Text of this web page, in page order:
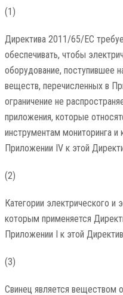
(1)
Директива 2011/65/ЕС
обеспечивать, чтобы
оборудование, поступившее
веществ, перечисленных в
ограничение не
приложения, которые
инструментам мониторинга и
Приложении IV к этой
(2)
Категории электрического и
которым применяется
Приложении I к этой
(3)
Свинец является веществом